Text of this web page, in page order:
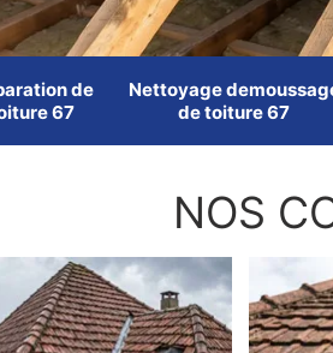
de
67
Nettoyage
de toiture 67
NOS